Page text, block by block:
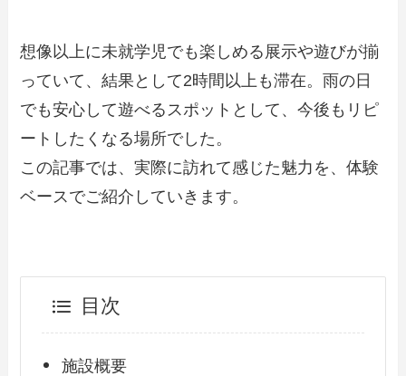
想像以上に未就学児でも楽しめる展示や遊びが揃
っていて、結果として2時間以上も滞在。雨の日
でも安心して遊べるスポットとして、今後もリピ
ートしたくなる場所でした。
この記事では、実際に訪れて感じた魅力を、体験
ベースでご紹介していきます。
目次
施設概要